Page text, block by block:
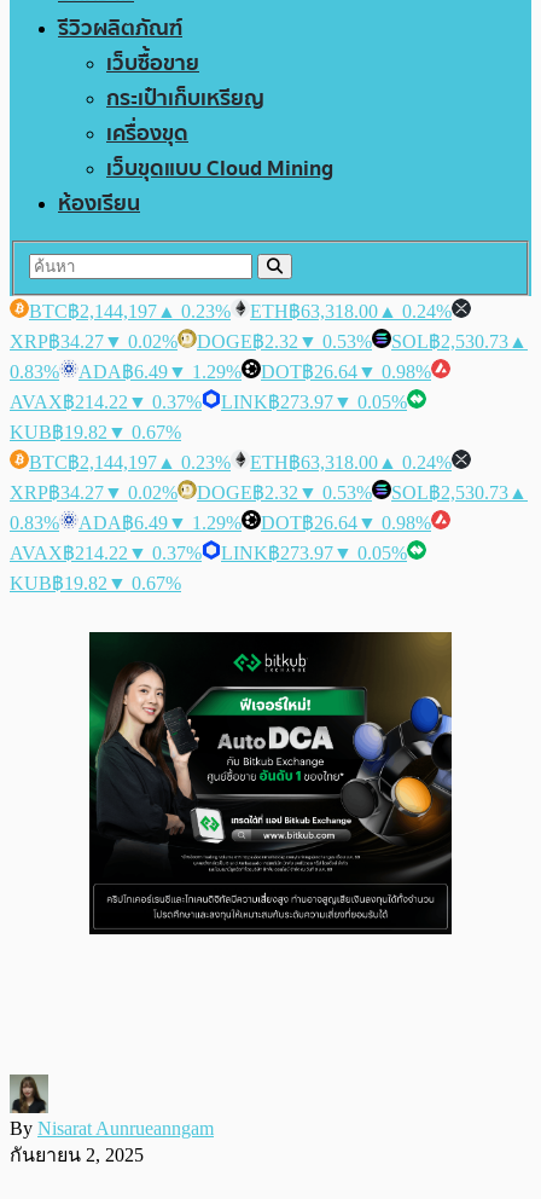
รีวิวผลิตภัณฑ์
เว็บซื้อขาย
กระเป๋าเก็บเหรียญ
เครื่องขุด
เว็บขุดแบบ Cloud Mining
ห้องเรียน
BTC฿2,144,197 ▲ 0.23% ETH฿63,318.00 ▲ 0.24%
XRP฿34.27▼ 0.02% DOGE฿2.32 ▼ 0.53% SOL฿2,530.73 ▲
0.83%
ADA฿6.49▼ 1.29% DOT฿26.64▼ 0.98%
AVAX฿214.22 ▼ 0.37% LINK฿273.97▼ 0.05%
KUB฿19.82 ▼ 0.67%
BTC฿2,144,197 ▲ 0.23% ETH฿63,318.00 ▲ 0.24%
XRP฿34.27▼ 0.02% DOGE฿2.32 ▼ 0.53% SOL฿2,530.73 ▲
0.83%
ADA฿6.49▼ 1.29% DOT฿26.64▼ 0.98%
AVAX฿214.22 ▼ 0.37% LINK฿273.97▼ 0.05%
KUB฿19.82 ▼ 0.67%
By Nisarat Aunrueanngam
กันยายน 2, 2025